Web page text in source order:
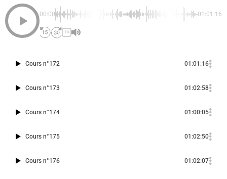
00:00 -01:01:16
1X
Cours n°172 01:01:16
Cours n°173 01:02:58
Cours n°174 01:00:05
Cours n°175 01:02:50
Cours n°176 01:02:07